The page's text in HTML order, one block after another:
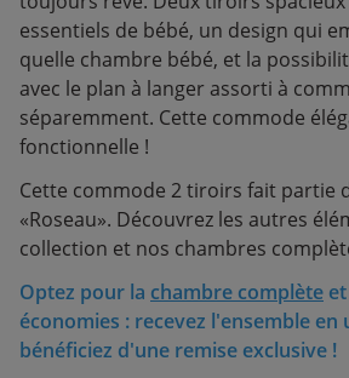
essentiels de bébé, un design qui
quelle chambre bébé, et la
avec le plan à langer assorti à
séparemment. Cette commode
fonctionnelle !
Cette commode 2 tiroirs fait partie
«Roseau». Découvrez les autres
collection et nos chambres
Optez pour la chambre complète
économies : recevez l'ensemble en
bénéficiez d'une remise exclusive !